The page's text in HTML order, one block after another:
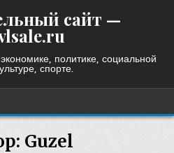
сайт —
политике, социальной
спорте.
Guzel